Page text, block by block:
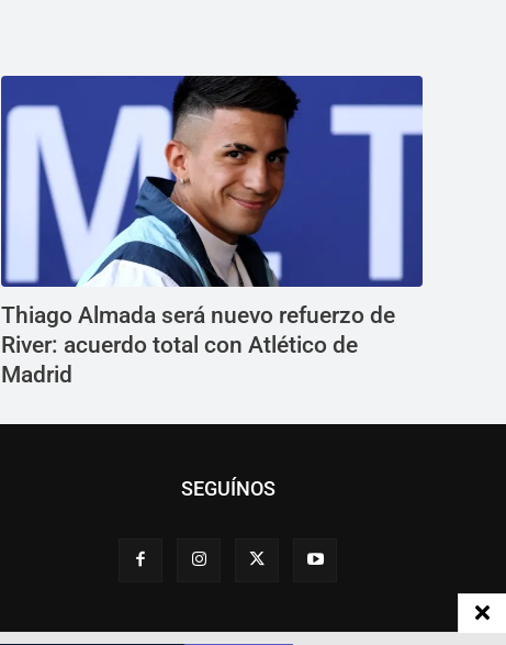
Thiago Almada será nuevo refuerzo de
River: acuerdo total con Atlético de
Madrid
SEGUÍNOS